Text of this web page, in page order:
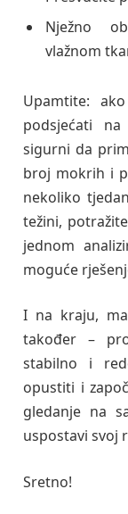
Nježno
vlažnom
Upamtite:
podsjećati
sigurni da
broj mokrih i
nekoliko
težini,
jednom
moguće
I na kraju,
također –
stabilno i
opustiti i
gledanje na
uspostavi svoj
Sretno!